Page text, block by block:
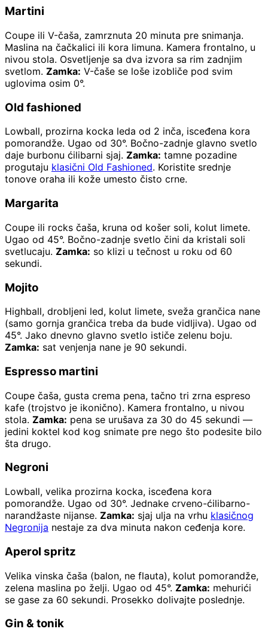
Martini
Coupe ili V-čaša, zamrznuta 20 minuta pre snimanja.
Maslina na čačkalici ili kora limuna. Kamera frontalno, u
nivou stola. Osvetljenje sa dva izvora sa rim zadnjim
svetlom. Zamka: V-čaše se loše izobliče pod svim
uglovima osim 0°.
Old fashioned
Lowball, prozirna kocka leda od 2 inča, isceđena kora
pomorandže. Ugao od 30°. Bočno-zadnje glavno svetlo
daje burbonu ćilibarni sjaj. Zamka: tamne pozadine
progutaju klasični Old Fashioned. Koristite srednje
tonove oraha ili kože umesto čisto crne.
Margarita
Coupe ili rocks čaša, kruna od košer soli, kolut limete.
Ugao od 45°. Bočno-zadnje svetlo čini da kristali soli
svetlucaju. Zamka: so klizi u tečnost u roku od 60
sekundi.
Mojito
Highball, drobljeni led, kolut limete, sveža grančica nane
(samo gornja grančica treba da bude vidljiva). Ugao od
45°. Jako dnevno glavno svetlo ističe zelenu boju.
Zamka: sat venjenja nane je 90 sekundi.
Espresso martini
Coupe čaša, gusta crema pena, tačno tri zrna espreso
kafe (trojstvo je ikonično). Kamera frontalno, u nivou
stola. Zamka: pena se urušava za 30 do 45 sekundi —
jedini koktel kod kog snimate pre nego što podesite bilo
šta drugo.
Negroni
Lowball, velika prozirna kocka, isceđena kora
pomorandže. Ugao od 30°. Jednake crveno-ćilibarno-
narandžaste nijanse. Zamka: sjaj ulja na vrhu klasičnog
Negronija nestaje za dva minuta nakon ceđenja kore.
Aperol spritz
Velika vinska čaša (balon, ne flauta), kolut pomorandže,
zelena maslina po želji. Ugao od 45°. Zamka: mehurići
se gase za 60 sekundi. Prosekko dolivajte poslednje.
Gin & tonik